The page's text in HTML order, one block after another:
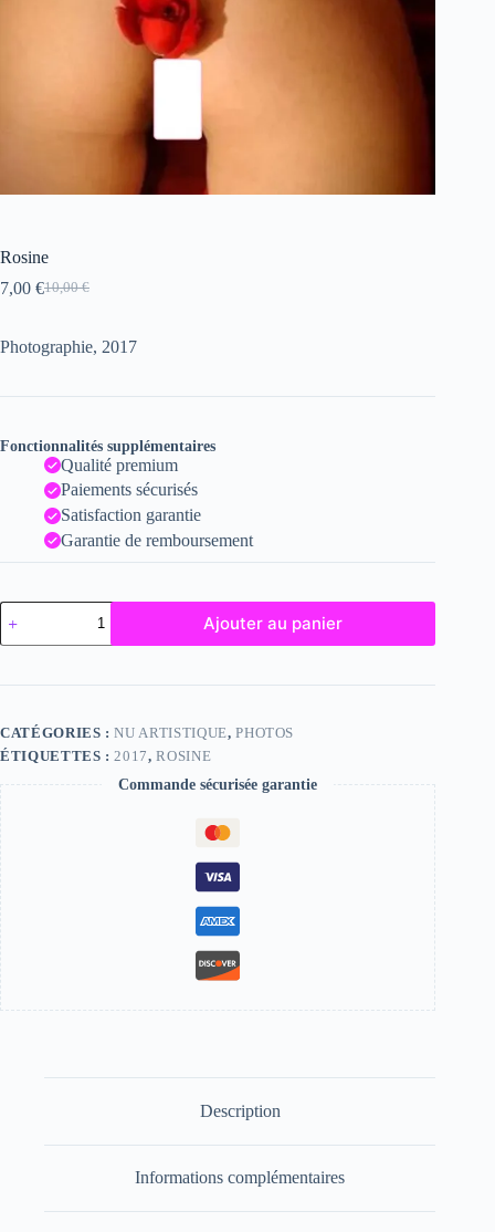
Rosine
10,00€
Le
était :
7,00 €Le
est :
Photographie, 2017
Fonctionnalités supplémentaires
Qualité premium
Paiements sécurisés
Satisfaction garantie
Garantie de remboursement
quantité
de
Rosine
Ajouter au panier
CATÉGORIES :NU ARTISTIQUE,PHOTOS
ÉTIQUETTES : 2017,ROSINE
Commande sécurisée garantie
Description
Informations complémentaires